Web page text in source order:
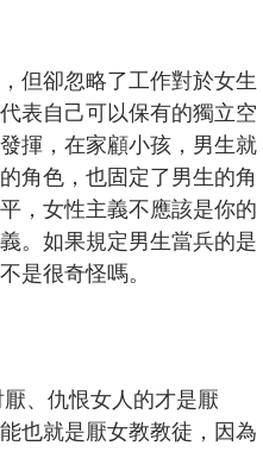
但卻忽略了工作對於女生
表自己可以保有的獨立空
揮，在家顧小孩，男生就
角色，也固定了男生的角
，女性主義不應該是你的
。如果規定男生當兵的是
是很奇怪嗎。
、仇恨女人的才是厭
也就是厭女教教徒，因為